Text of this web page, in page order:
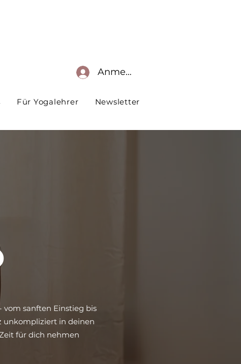
Anmelden
Für Yogalehrer Newsletter
vom sanften Einstieg bis
unkompliziert in deinen
für dich nehmen